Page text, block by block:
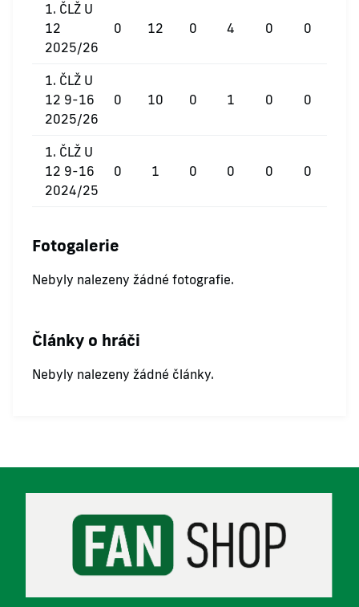
1. ČLŽ U
12
2025/26
0 12 0 4 0 0
1. ČLŽ U
12 9-16
2025/26
0 10 0 1 0 0
1. ČLŽ U
12 9-16
2024/25
0 1 0 0 0 0
Fotogalerie
Nebyly nalezeny žádné fotografie.
Články o hráči
Nebyly nalezeny žádné články.